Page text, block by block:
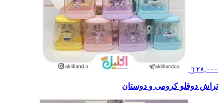
۲۸,۰۰۰
تراش دوقلو کرومی و دوستان